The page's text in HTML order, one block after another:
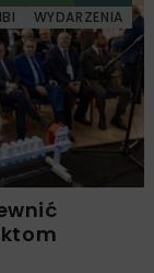
WYDARZENIA